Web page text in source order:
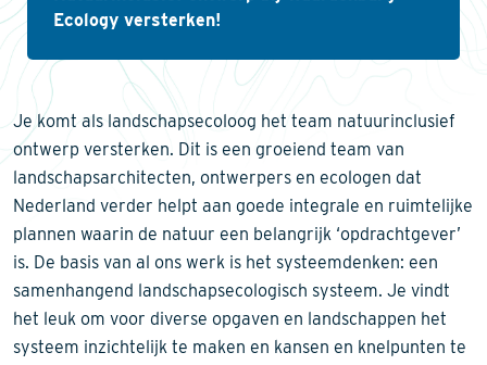
Ecology versterken!
Je komt als landschapsecoloog het team natuurinclusief
ontwerp versterken. Dit is een groeiend team van
landschapsarchitecten, ontwerpers en ecologen dat
Nederland verder helpt aan goede integrale en ruimtelijke
plannen waarin de natuur een belangrijk ‘opdrachtgever’
is. De basis van al ons werk is het systeemdenken: een
samenhangend landschapsecologisch systeem. Je vindt
het leuk om voor diverse opgaven en landschappen het
systeem inzichtelijk te maken en kansen en knelpunten te